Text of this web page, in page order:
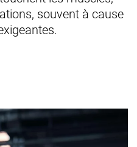
souvent à cause